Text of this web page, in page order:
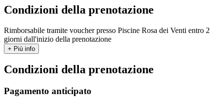
Condizioni della prenotazione
Rimborsabile tramite voucher presso Piscine Rosa dei Venti entro 2
giorni dall'inizio della prenotazione
+ Più info
Condizioni della prenotazione
Pagamento anticipato